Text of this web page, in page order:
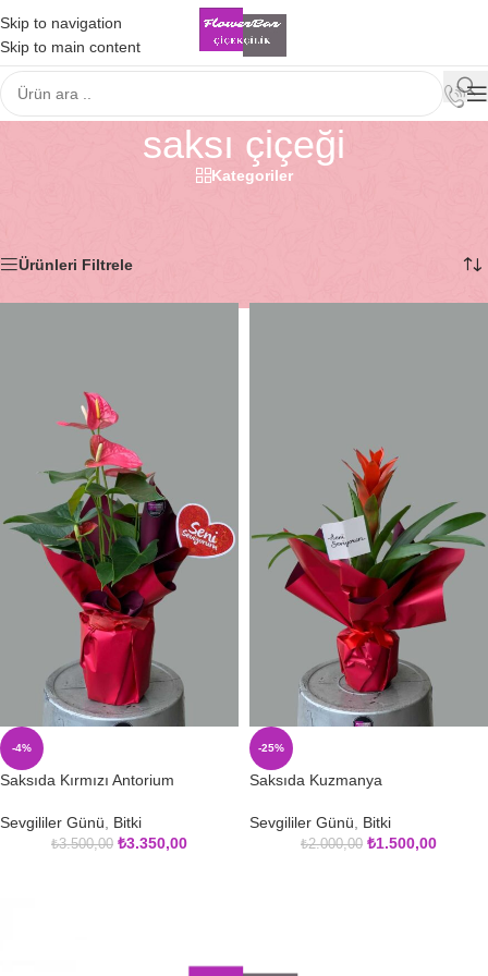
Skip to navigation
Skip to main content
saksı çiçeği
Kategoriler
Ürünleri Filtrele
-4%
Saksıda Kırmızı Antorium
Sevgililer Günü Bitki
₺3.500,00 ₺3.350,00
-25%
Saksıda Kuzmanya
Sevgililer Günü Bitki
₺2.000,00 ₺1.500,00